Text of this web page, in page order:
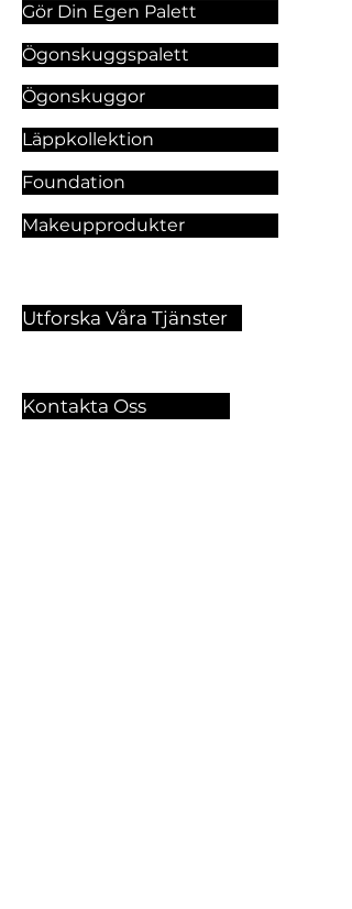
Gör Din Egen Palett
Ögonskuggspalett
Ögonskuggor
Läppkollektion
Foundation
Makeupprodukter
Utforska Våra Tjänster
Kontakta Oss